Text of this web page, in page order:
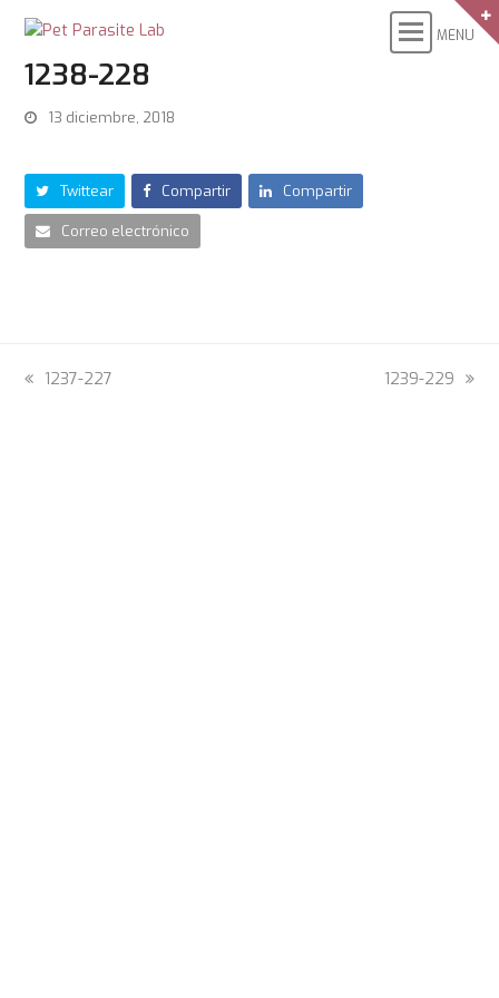
1238-228
13 diciembre, 2018
Twittear Compartir Compartir
Correo electrónico
previous
1237-227
next
1239-229